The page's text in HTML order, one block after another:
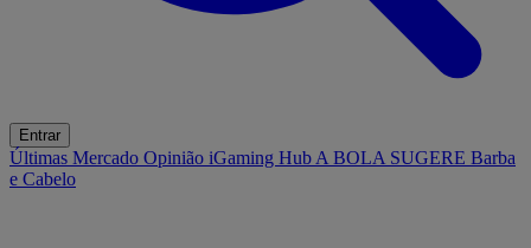
Entrar
Últimas Mercado Opinião iGaming Hub A BOLA SUGERE Barba
e Cabelo